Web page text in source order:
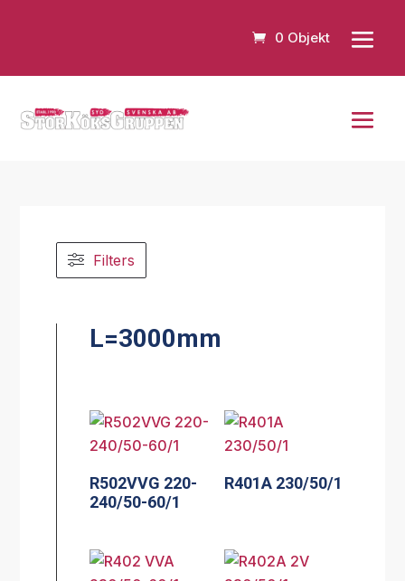
0 Objekt
Filters
L=3000mm
R502VVG 220-
240/50-60/1
R401A 230/50/1